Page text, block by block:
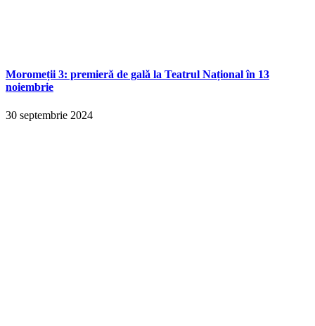
Moromeții 3: premieră de gală la Teatrul Național în 13
noiembrie
30 septembrie 2024